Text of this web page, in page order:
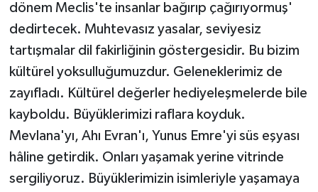
dönem Meclis'te insanlar bağırıp çağırıyormuş'
dedirtecek. Muhtevasız yasalar, seviyesiz
tartışmalar dil fakirliğinin göstergesidir. Bu bizim
kültürel yoksulluğumuzdur. Geleneklerimiz de
zayıfladı. Kültürel değerler hediyeleşmelerde bile
kayboldu. Büyüklerimizi raflara koyduk.
Mevlana'yı, Ahı Evran'ı, Yunus Emre'yi süs eşyası
hâline getirdik. Onları yaşamak yerine vitrinde
sergiliyoruz. Büyüklerimizin isimleriyle yaşamaya